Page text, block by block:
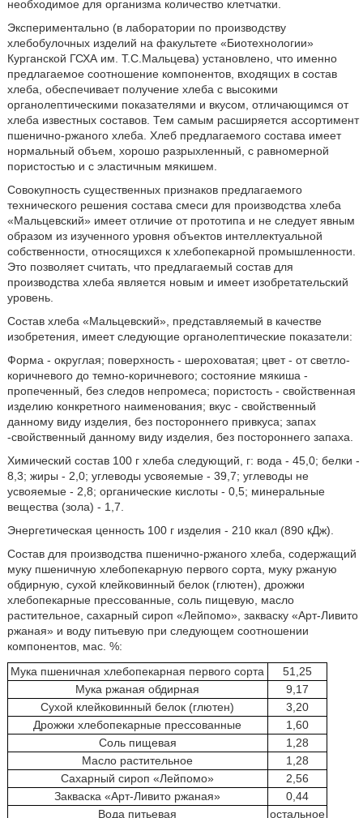
необходимое для организма количество клетчатки.
Экспериментально (в лаборатории по производству
хлебобулочных изделий на факультете «Биотехнологии»
Курганской ГСХА им. Т.С.Мальцева) установлено, что именно
предлагаемое соотношение компонентов, входящих в состав
хлеба, обеспечивает получение хлеба с высокими
органолептическими показателями и вкусом, отличающимся от
хлеба известных составов. Тем самым расширяется ассортимент
пшенично-ржаного хлеба. Хлеб предлагаемого состава имеет
нормальный объем, хорошо разрыхленный, с равномерной
пористостью и с эластичным мякишем.
Совокупность существенных признаков предлагаемого
технического решения состава смеси для производства хлеба
«Мальцевский» имеет отличие от прототипа и не следует явным
образом из изученного уровня объектов интеллектуальной
собственности, относящихся к хлебопекарной промышленности.
Это позволяет считать, что предлагаемый состав для
производства хлеба является новым и имеет изобретательский
уровень.
Состав хлеба «Мальцевский», представляемый в качестве
изобретения, имеет следующие органолептические показатели:
Форма - округлая; поверхность - шероховатая; цвет - от светло-
коричневого до темно-коричневого; состояние мякиша -
пропеченный, без следов непромеса; пористость - свойственная
изделию конкретного наименования; вкус - свойственный
данному виду изделия, без постороннего привкуса; запах
-свойственный данному виду изделия, без постороннего запаха.
Химический состав 100 г хлеба следующий, г: вода - 45,0; белки -
8,3; жиры - 2,0; углеводы усвояемые - 39,7; углеводы не
усвояемые - 2,8; органические кислоты - 0,5; минеральные
вещества (зола) - 1,7.
Энергетическая ценность 100 г изделия - 210 ккал (890 кДж).
Состав для производства пшенично-ржаного хлеба, содержащий
муку пшеничную хлебопекарную первого сорта, муку ржаную
обдирную, сухой клейковинный белок (глютен), дрожжи
хлебопекарные прессованные, соль пищевую, масло
растительное, сахарный сироп «Лейпомо», закваску «Арт-Ливито
ржаная» и воду питьевую при следующем соотношении
компонентов, мас. %:
Мука пшеничная хлебопекарная первого сорта
51,25
Мука ржаная обдирная
9,17
Сухой клейковинный белок (глютен)
3,20
Дрожжи хлебопекарные прессованные
1,60
Соль пищевая
1,28
Масло растительное
1,28
Сахарный сироп «Лейпомо»
2,56
Закваска «Арт-Ливито ржаная»
0,44
Вода питьевая
остальное